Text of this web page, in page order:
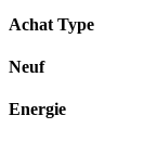
Achat Type
Neuf
Energie